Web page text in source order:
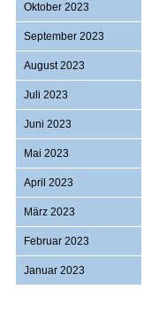
Oktober 2023
September 2023
August 2023
Juli 2023
Juni 2023
Mai 2023
April 2023
März 2023
Februar 2023
Januar 2023